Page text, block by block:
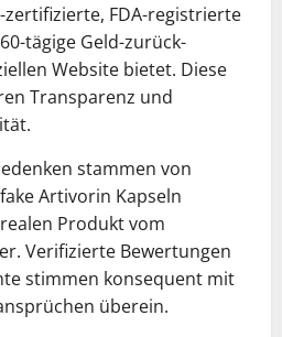
zertifizierte, FDA-registrierte
tägige Geld-zurück-
Website bietet. Diese
Transparenz und
stammen von
Artivorin Kapseln
Produkt vom
Verifizierte Bewertungen
stimmen konsequent mit
überein.